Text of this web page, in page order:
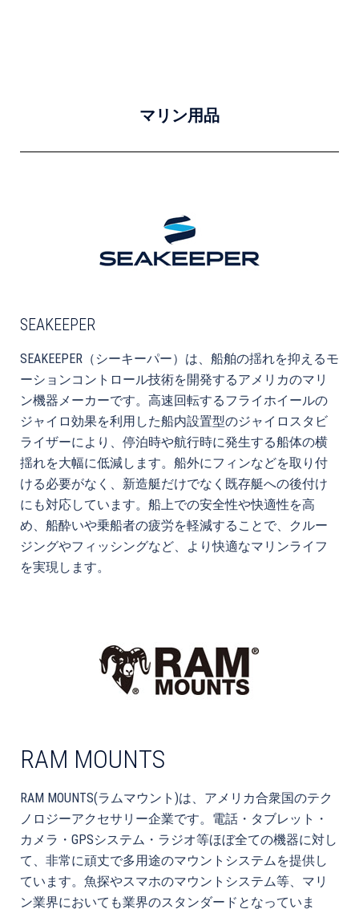
マリン用品
SEAKEEPER
SEAKEEPER（シーキーパー）は、船舶の揺れを抑えるモ
ーションコントロール技術を開発するアメリカのマリ
ン機器メーカーです。高速回転するフライホイールの
ジャイロ効果を利用した船内設置型のジャイロスタビ
ライザーにより、停泊時や航行時に発生する船体の横
揺れを大幅に低減します。船外にフィンなどを取り付
ける必要がなく、新造艇だけでなく既存艇への後付け
にも対応しています。船上での安全性や快適性を高
め、船酔いや乗船者の疲労を軽減することで、クルー
ジングやフィッシングなど、より快適なマリンライフ
を実現します。
RAM MOUNTS
RAM MOUNTS(ラムマウント)は、アメリカ合衆国のテク
ノロジーアクセサリー企業です。電話・タブレット・
カメラ・GPSシステム・ラジオ等ほぼ全ての機器に対し
て、非常に頑丈で多用途のマウントシステムを提供し
ています。魚探やスマホのマウントシステム等、マリ
ン業界においても業界のスタンダードとなっていま